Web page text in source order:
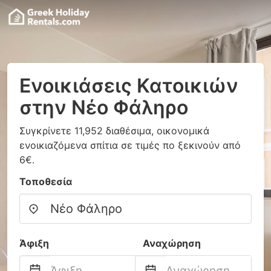
Ενοικιάσεις Κατοικιών
στην Νέο Φάληρο
Συγκρίνετε 11,952 διαθέσιμα, οικονομικά
ενοικιαζόμενα σπίτια σε τιμές πο ξεκινούν από
6€.
Τοποθεσία
Άφιξη Αναχώρηση